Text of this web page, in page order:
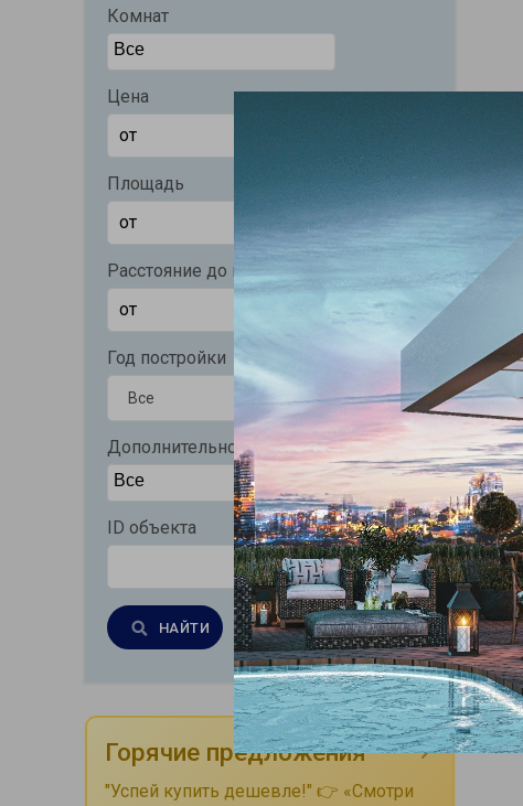
Комнат
Цена
Площадь
Расстояние до моря (м)
Год постройки
Все Все
Дополнительно
ID объекта
НАЙТИ Очистить
Горячие предложения
"Успей купить дешевле!" 👉 «Смотри